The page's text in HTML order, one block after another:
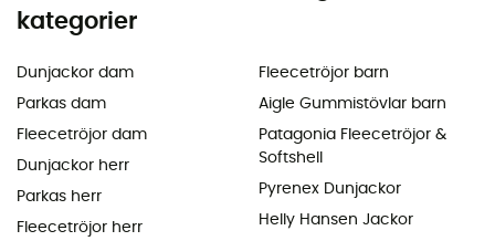
kategorier
Dunjackor dam
Parkas dam
Fleecetröjor dam
Dunjackor herr
Parkas herr
Fleecetröjor herr
Fleecetröjor barn
Aigle Gummistövlar barn
Patagonia Fleecetröjor &
Softshell
Pyrenex Dunjackor
Helly Hansen Jackor